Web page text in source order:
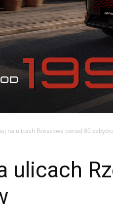
na ulicach Rzeszowa ponad 80
ulicach